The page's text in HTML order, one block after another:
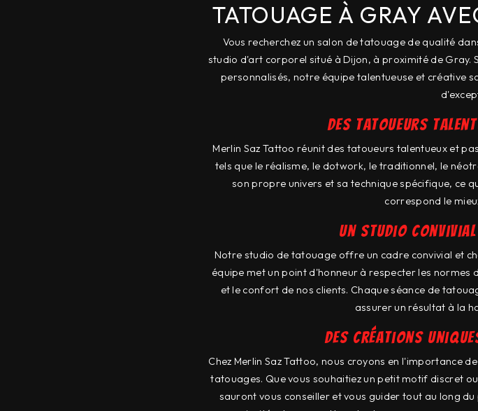
TATOUAGE À GRAY
Vous recherchez un salon de tatouage de qualité
studio d'art corporel situé à Dijon, à proximité de Gray.
personnalisés, notre équipe talentueuse et créative
Des Tatoueurs
Merlin Saz Tattoo réunit des tatoueurs talentueux et
tels que le réalisme, le dotwork, le traditionnel, le
son propre univers et sa technique spécifique, ce
correspond le
Un Studio
Notre studio de tatouage offre un cadre convivial et
équipe met un point d'honneur à respecter les
et le confort de nos clients. Chaque séance de
assurer un résultat à la
Des Créations
Chez Merlin Saz Tattoo, nous croyons en l'importance
tatouages. Que vous souhaitiez un petit motif discret
sauront vous conseiller et vous guider tout au long